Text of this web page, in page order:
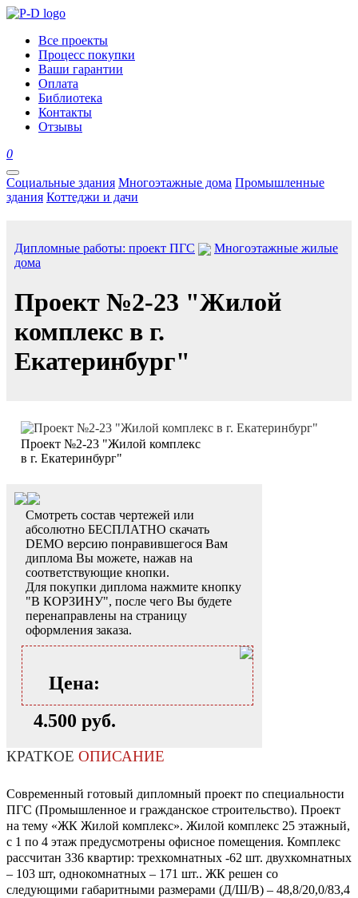
Все проекты
Процесс покупки
Ваши гарантии
Оплата
Библиотека
Контакты
Отзывы
0
Социальные здания Многоэтажные дома Промышленные
здания Коттеджи и дачи
Дипломные работы: проект ПГС
Многоэтажные жилые
дома
Проект №2-23 "Жилой
комплекс в г.
Екатеринбург"
Проект №2-23 "Жилой комплекс
в г. Екатеринбург"
Смотреть состав чертежей или
абсолютно БЕСПЛАТНО скачать
DEMO версию понравившегося Вам
диплома Вы можете, нажав на
соответствующие кнопки.
Для покупки диплома нажмите кнопку
"В КОРЗИНУ", после чего Вы будете
перенаправлены на страницу
оформления заказа.
Цена:
4.500 руб.
КРАТКОЕ ОПИСАНИЕ
Современный готовый дипломный проект по специальности
ПГС (Промышленное и гражданское строительство). Проект
на тему «ЖК Жилой комплекс». Жилой комплекс 25 этажный,
с 1 по 4 этаж предусмотрены офисное помещения. Комплекс
рассчитан 336 квартир: трехкомнатных -62 шт. двухкомнатных
– 103 шт, однокомнатных – 171 шт.. ЖК решен со
следующими габаритными размерами (Д/Ш/В) – 48,8/20,0/83,4